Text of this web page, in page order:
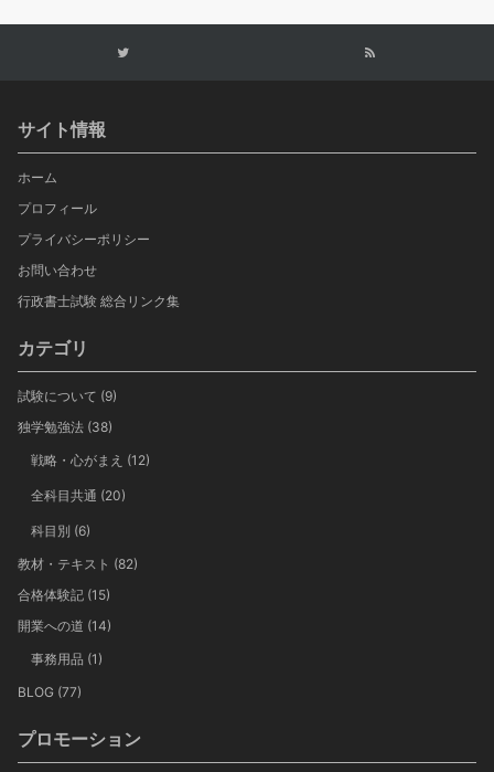
サイト情報
ホーム
プロフィール
プライバシーポリシー
お問い合わせ
行政書士試験 総合リンク集
カテゴリ
試験について (9)
独学勉強法 (38)
戦略・心がまえ (12)
全科目共通 (20)
科目別 (6)
教材・テキスト (82)
合格体験記 (15)
開業への道 (14)
事務用品 (1)
BLOG (77)
プロモーション